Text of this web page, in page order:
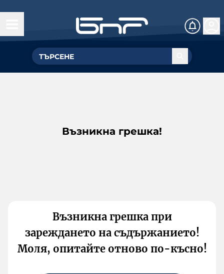
Възникна грешка!
Възникна грешка при
зареждането на съдържанието!
Моля, опитайте отново по-късно!